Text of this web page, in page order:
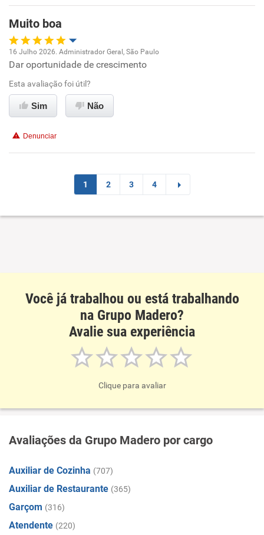
Recomenda esta empresa
Recomenda a diretoria
Muito boa
Oportunidade de promoção
Ambiente de trabalho
Benefícios
Recomenda esta empresa
16 Julho 2026. Administrador Geral, São Paulo
Dar oportunidade de crescimento
Esta avaliação foi útil?
Sim Não
Denunciar
1 2 3 4
Você já trabalhou ou está trabalhando
na Grupo Madero?
Avalie sua experiência
Clique para avaliar
Avaliações da Grupo Madero por cargo
Auxiliar de Cozinha (707)
Auxiliar de Restaurante (365)
Garçom (316)
Atendente (220)